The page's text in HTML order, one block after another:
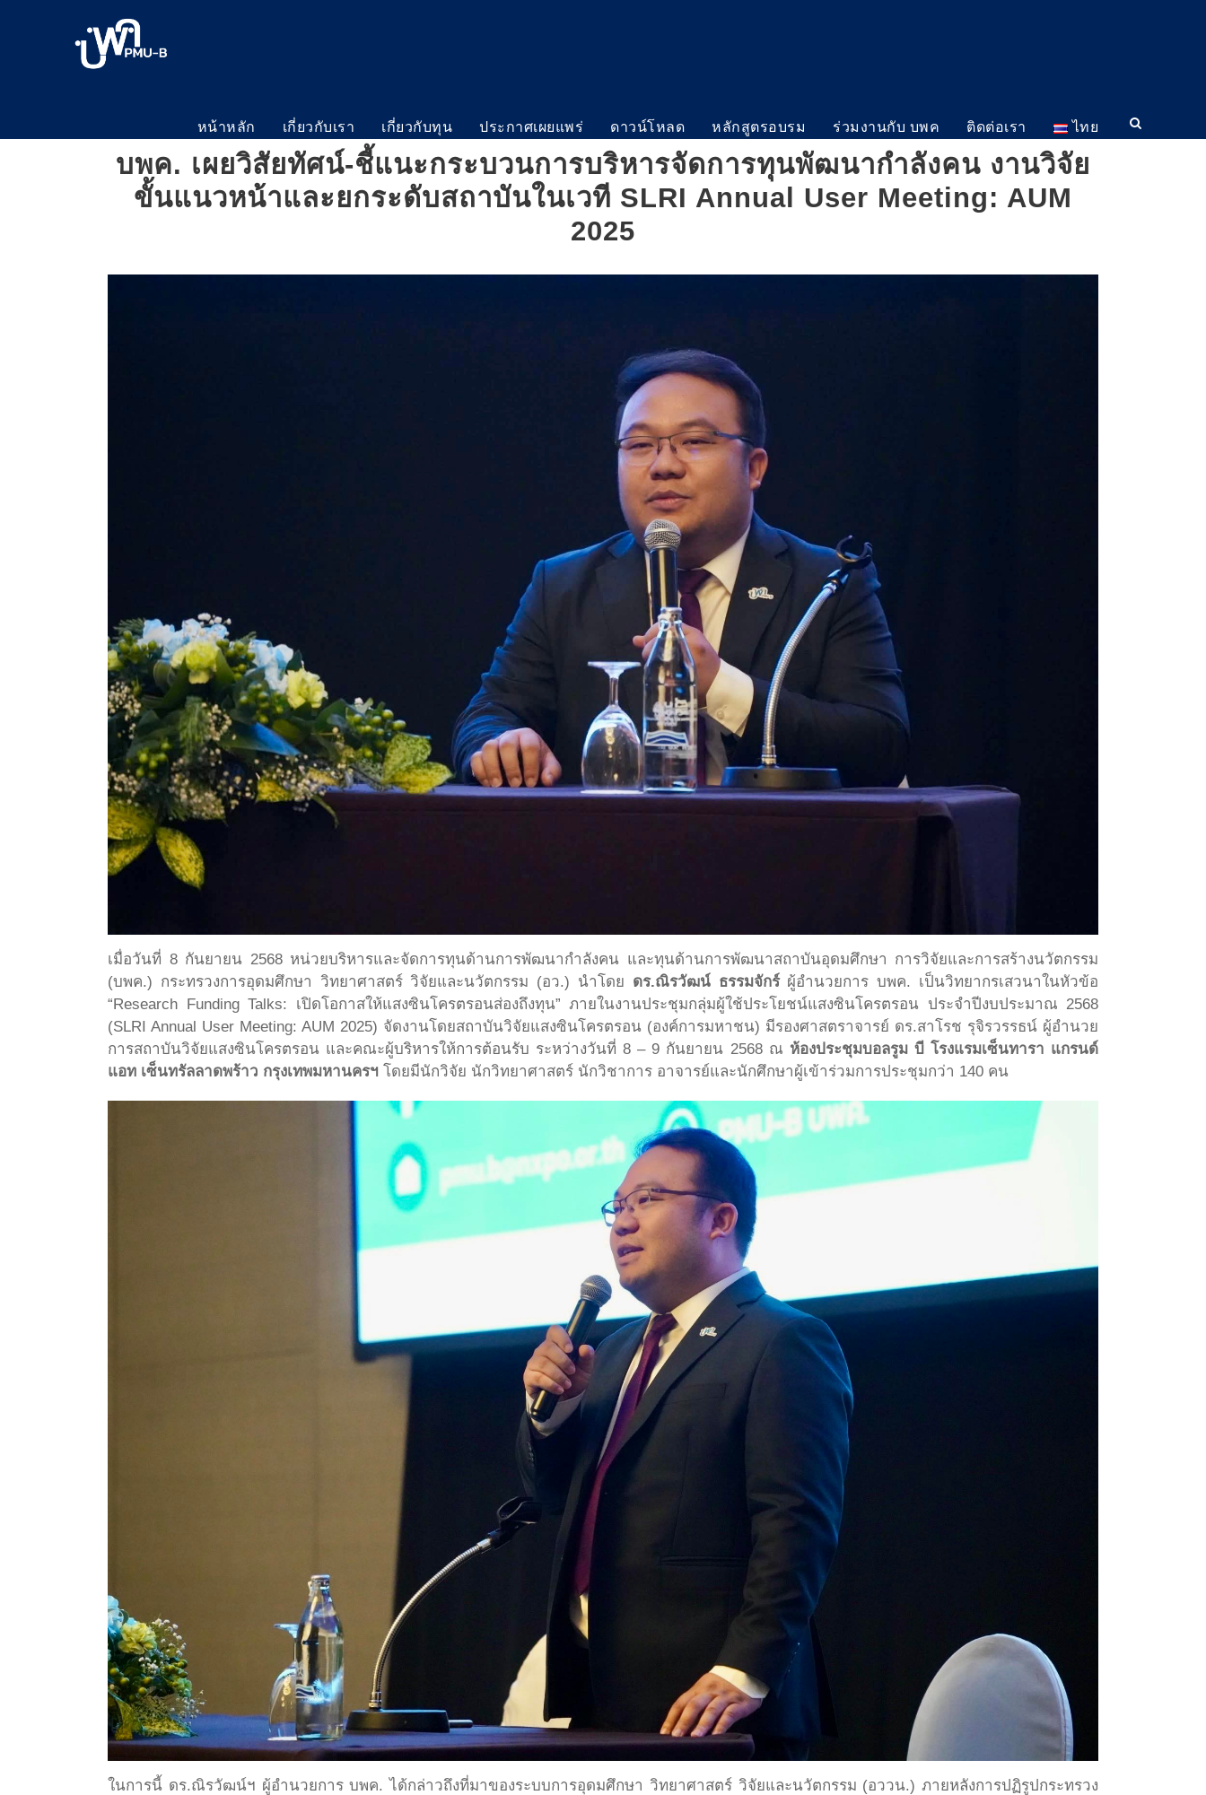
หน้าหลัก เกี่ยวกับเรา เกี่ยวกับทุน ประกาศเผยแพร่ ดาวน์โหลด หลักสูตรอบรม ร่วมงานกับ บพค ติดต่อเรา ไทย
บพค. เผยวิสัยทัศน์-ชี้แนะกระบวนการบริหารจัดการทุนพัฒนากำลังคน งานวิจัย
ขั้นแนวหน้าและยกระดับสถาบันในเวที SLRI Annual User Meeting: AUM
2025
เมื่อวันที่ 8 กันยายน 2568 หน่วยบริหารและจัดการทุนด้านการพัฒนากำลังคน และทุนด้านการพัฒนาสถาบันอุดมศึกษา การวิจัยและการสร้างนวัตกรรม
(บพค.) กระทรวงการอุดมศึกษา วิทยาศาสตร์ วิจัยและนวัตกรรม (อว.) นำโดย ดร.ณิรวัฒน์ ธรรมจักร์ผู้อำนวยการ บพค. เป็นวิทยากรเสวนาในหัวข้อ
“Research Funding Talks: เปิดโอกาสให้แสงซินโครตรอนส่องถึงทุน” ภายในงานประชุมกลุ่มผู้ใช้ประโยชน์แสงซินโครตรอน ประจำปีงบประมาณ 2568
(SLRI Annual User Meeting: AUM 2025) จัดงานโดยสถาบันวิจัยแสงซินโครตรอน (องค์การมหาชน) มีรองศาสตราจารย์ ดร.สาโรช รุจิรวรรธน์ ผู้อำนวย
การสถาบันวิจัยแสงซินโครตรอน และคณะผู้บริหารให้การต้อนรับ ระหว่างวันที่ 8 – 9 กันยายน 2568 ณ ห้องประชุมบอลรูม บี โรงแรมเซ็นทารา แกรนด์
แอท เซ็นทรัลลาดพร้าว กรุงเทพมหานครฯ โดยมีนักวิจัย นักวิทยาศาสตร์ นักวิชาการ อาจารย์และนักศึกษาผู้เข้าร่วมการประชุมกว่า 140 คน
ในการนี้ ดร.ณิรวัฒน์ฯ ผู้อำนวยการ บพค. ได้กล่าวถึงที่มาของระบบการอุดมศึกษา วิทยาศาสตร์ วิจัยและนวัตกรรม (อววน.) ภายหลังการปฏิรูปกระทรวง